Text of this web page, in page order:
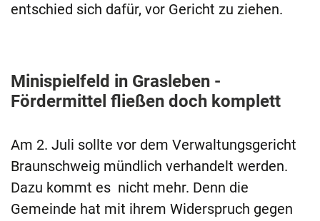
entschied sich dafür, vor Gericht zu ziehen.
Minispielfeld in Grasleben -
Fördermittel fließen doch komplett
Am 2. Juli sollte vor dem Verwaltungsgericht
Braunschweig mündlich verhandelt werden.
Dazu kommt es nicht mehr. Denn die
Gemeinde hat mit ihrem Widerspruch gegen